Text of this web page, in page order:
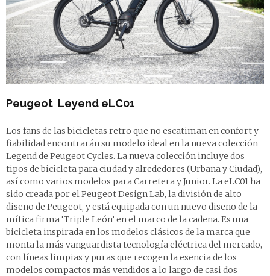
Peugeot Leyend eLC01
Los fans de las bicicletas retro que no escatiman en confort y
fiabilidad encontrarán su modelo ideal en la nueva colección
Legend de Peugeot Cycles. La nueva colección incluye dos
tipos de bicicleta para ciudad y alrededores (Urbana y Ciudad),
así como varios modelos para Carretera y Junior. La eLC01 ha
sido creada por el Peugeot Design Lab, la división de alto
diseño de Peugeot, y está equipada con un nuevo diseño de la
mítica firma ‘Triple León’ en el marco de la cadena. Es una
bicicleta inspirada en los modelos clásicos de la marca que
monta la más vanguardista tecnología eléctrica del mercado,
con líneas limpias y puras que recogen la esencia de los
modelos compactos más vendidos a lo largo de casi dos